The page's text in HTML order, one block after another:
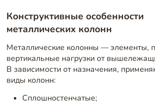
Конструктивные особенности
металлических колонн
Металлические колонны — элементы,
вертикальные нагрузки от
В зависимости от назначения,
виды колонн:
Сплошностенчатые;